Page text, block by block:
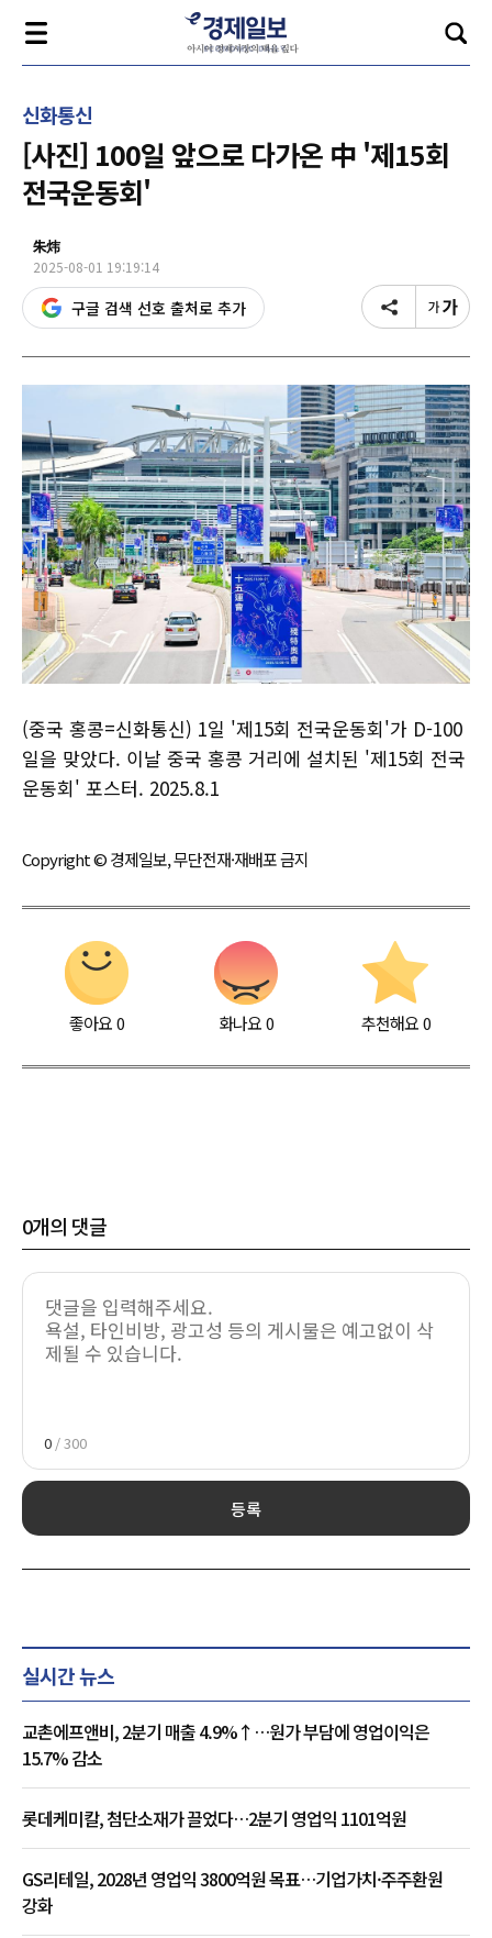
신화통신
[사진] 100일 앞으로 다가온 中 '제15회
전국운동회'
朱炜
2025-08-01 19:19:14
구글 검색 선호 출처로 추가
(중국 홍콩=신화통신) 1일 '제15회 전국운동회'가 D-100
일을 맞았다. 이날 중국 홍콩 거리에 설치된 '제15회 전국
운동회' 포스터. 2025.8.1
Copyright © 경제일보, 무단전재·재배포 금지
좋아요0 화나요0 추천해요 0
0개의 댓글
0 / 300
등록
실시간 뉴스
교촌에프앤비, 2분기 매출 4.9%↑…원가 부담에 영업이익은
15.7% 감소
롯데케미칼, 첨단소재가 끌었다…2분기 영업익 1101억원
GS리테일, 2028년 영업익 3800억원 목표…기업가치·주주환원
강화